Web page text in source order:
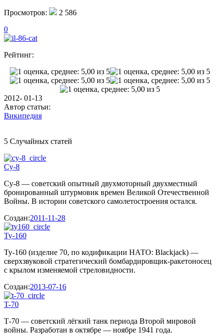
Просмотров:
2 586
0
Рейтинг:
2012- 01-13
Автор статьи:
Википедия
5 Случайных статей
Су-8
Су-8 — советский опытный двухмоторный двухместный
бронированный штурмовик времен Великой Отечественной
Войны. В истории советского самолетостроения остался.
Создан:2011-11-28
Ту-160
Ту-160 (изделие 70, по кодификации НАТО: Blackjack) —
сверхзвуковой стратегический бомбардировщик-ракетоносец
с крылом изменяемой стреловидности.
Создан:2013-07-16
T-70
Т-70 — советский лёгкий танк периода Второй мировой
войны. Разработан в октябре — ноябре 1941 года.